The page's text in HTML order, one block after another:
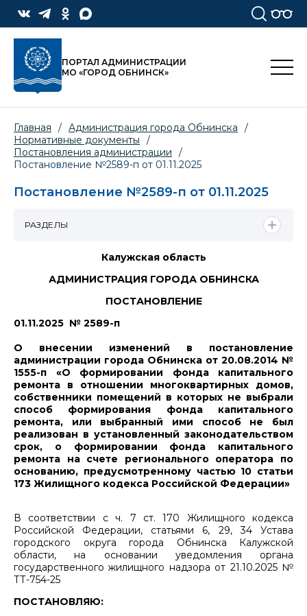
ПОРТАЛ АДМИНИСТРАЦИИ
МО «ГОРОД ОБНИНСК»
Главная / Администрация города Обнинска
/
Нормативные документы
/
Постановления администрации
/
Постановление №2589-п от 01.11.2025
Постановление №2589-п от 01.11.2025
Калужская область
АДМИНИСТРАЦИЯ ГОРОДА ОБНИНСКА
ПОСТАНОВЛЕНИЕ
01.11.2025 № 2589-п
О внесении изменений в постановление
администрации города Обнинска от 20.08.2014 №
1555-п «О формировании фонда капитального
ремонта в отношении многоквартирных домов,
собственники помещений в которых не выбрали
способ формирования фонда капитального
ремонта, или выбранный ими способ не был
реализован в установленный законодательством
срок, о формировании фонда капитального
ремонта на счете регионального оператора по
основанию, предусмотренному частью 10 статьи
173 Жилищного кодекса Российской Федерации»
В соответствии с ч. 7 ст. 170 Жилищного кодекса
Российской Федерации, статьями 6, 29, 34 Устава
городского округа города Обнинска Калужской
области, на основании уведомления органа
государственного жилищного надзора от 21.10.2025 №
ТТ-754-25
ПОСТАНОВЛЯЮ:
РАЗДЕЛЫ